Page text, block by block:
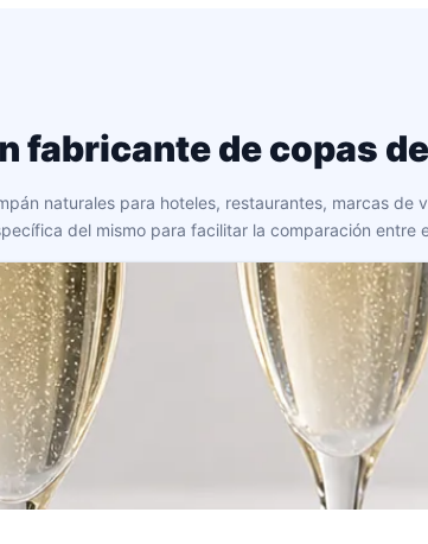
fabricante de copas
naturales para hoteles, restaurantes, marcas
del mismo para facilitar la comparación entre